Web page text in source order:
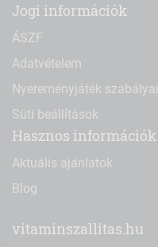
Jogi információk
ÁSZF
Adatvételem
Nyereményjáték szabályai
Süti beállítások
Hasznos információk
Aktuális ajánlatok
Blog
vitaminszallitas.hu